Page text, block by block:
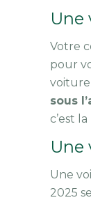
Une
Votre
pour
sous
c’est la
Une
Une
2025